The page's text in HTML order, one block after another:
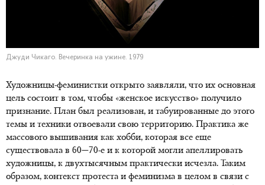
Джуди Чикаго. Вечеринка на ужине. 1979
Художницы-феминистки открыто заявляли, что их основная
цель состоит в том, чтобы «женское искусство» получило
признание. План был реализован, и табуированные до этого
темы и техники отвоевали свою территорию. Практика же
массового вышивания как хобби, которая все еще
существовала в 60—70-е и к которой могли апеллировать
художницы, к двухтысячным практически исчезла. Таким
образом, контекст протеста и феминизма в целом в связи с